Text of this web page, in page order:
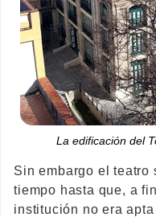
La edificación del
Sin embargo el teatro
tiempo hasta que, a
institución no era